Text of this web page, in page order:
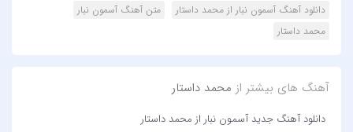
دانلود آهنگ آسمون نبار از محمد داستار
متن آهنگ آسمون نبار
محمد داستار
آهنگ های بیشتر از محمد داستار
دانلود آهنگ جدید آسمون نبار از محمد داستار